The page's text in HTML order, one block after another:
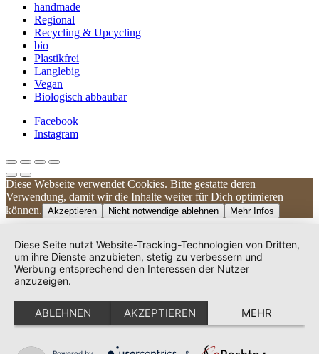
handmade
Regional
Recycling & Upcycling
bio
Plastikfrei
Langlebig
Vegan
Biologisch abbaubar
Facebook
Instagram
Diese Webseite verwendet Cookies. Bitte gestatte deren
Verwendung, damit wir die Inhalte weiter für Dich optimieren
können. Akzeptieren Nicht notwendige ablehnen Mehr Infos
bewertet
Kundenbewertungen und Erfahrungen zu
UNIQUE DOG
100%
Empfehlungen auf
ProvenExpert.com
SEHR GUT
4,83 / 5,00
Bewertungen auf
ProvenExpert.com
38
Bewertungen von 2
Diese Seite nutzt Website-Tracking-Technologien von Dritten,
um ihre Dienste anzubieten, stetig zu verbessern und
Werbung entsprechend den Interessen der Nutzer
anzuzeigen.
ABLEHNEN AKZEPTIEREN MEHR